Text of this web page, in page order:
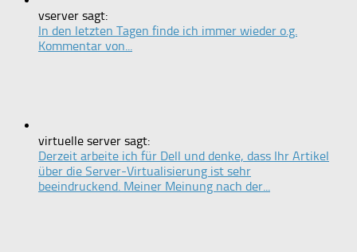
vserver sagt:
In den letzten Tagen finde ich immer wieder o.g.
Kommentar von...
virtuelle server sagt:
Derzeit arbeite ich für Dell und denke, dass Ihr Artikel
über die Server-Virtualisierung ist sehr
beeindruckend. Meiner Meinung nach der...